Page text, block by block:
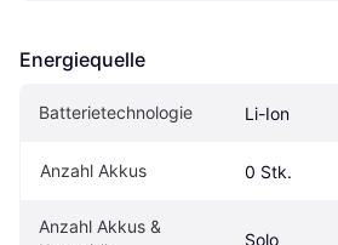
Energiequelle
Batterietechnologie Li-Ion
Anzahl Akkus 0 Stk.
Anzahl Akkus &
Solo